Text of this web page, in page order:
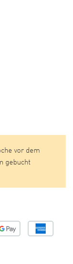
vor dem
gebucht